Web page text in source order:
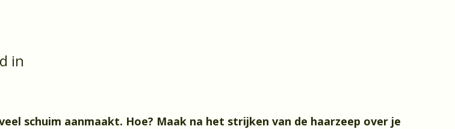
in
schuim aanmaakt. Hoe? Maak na het strijken van de haarzeep over je